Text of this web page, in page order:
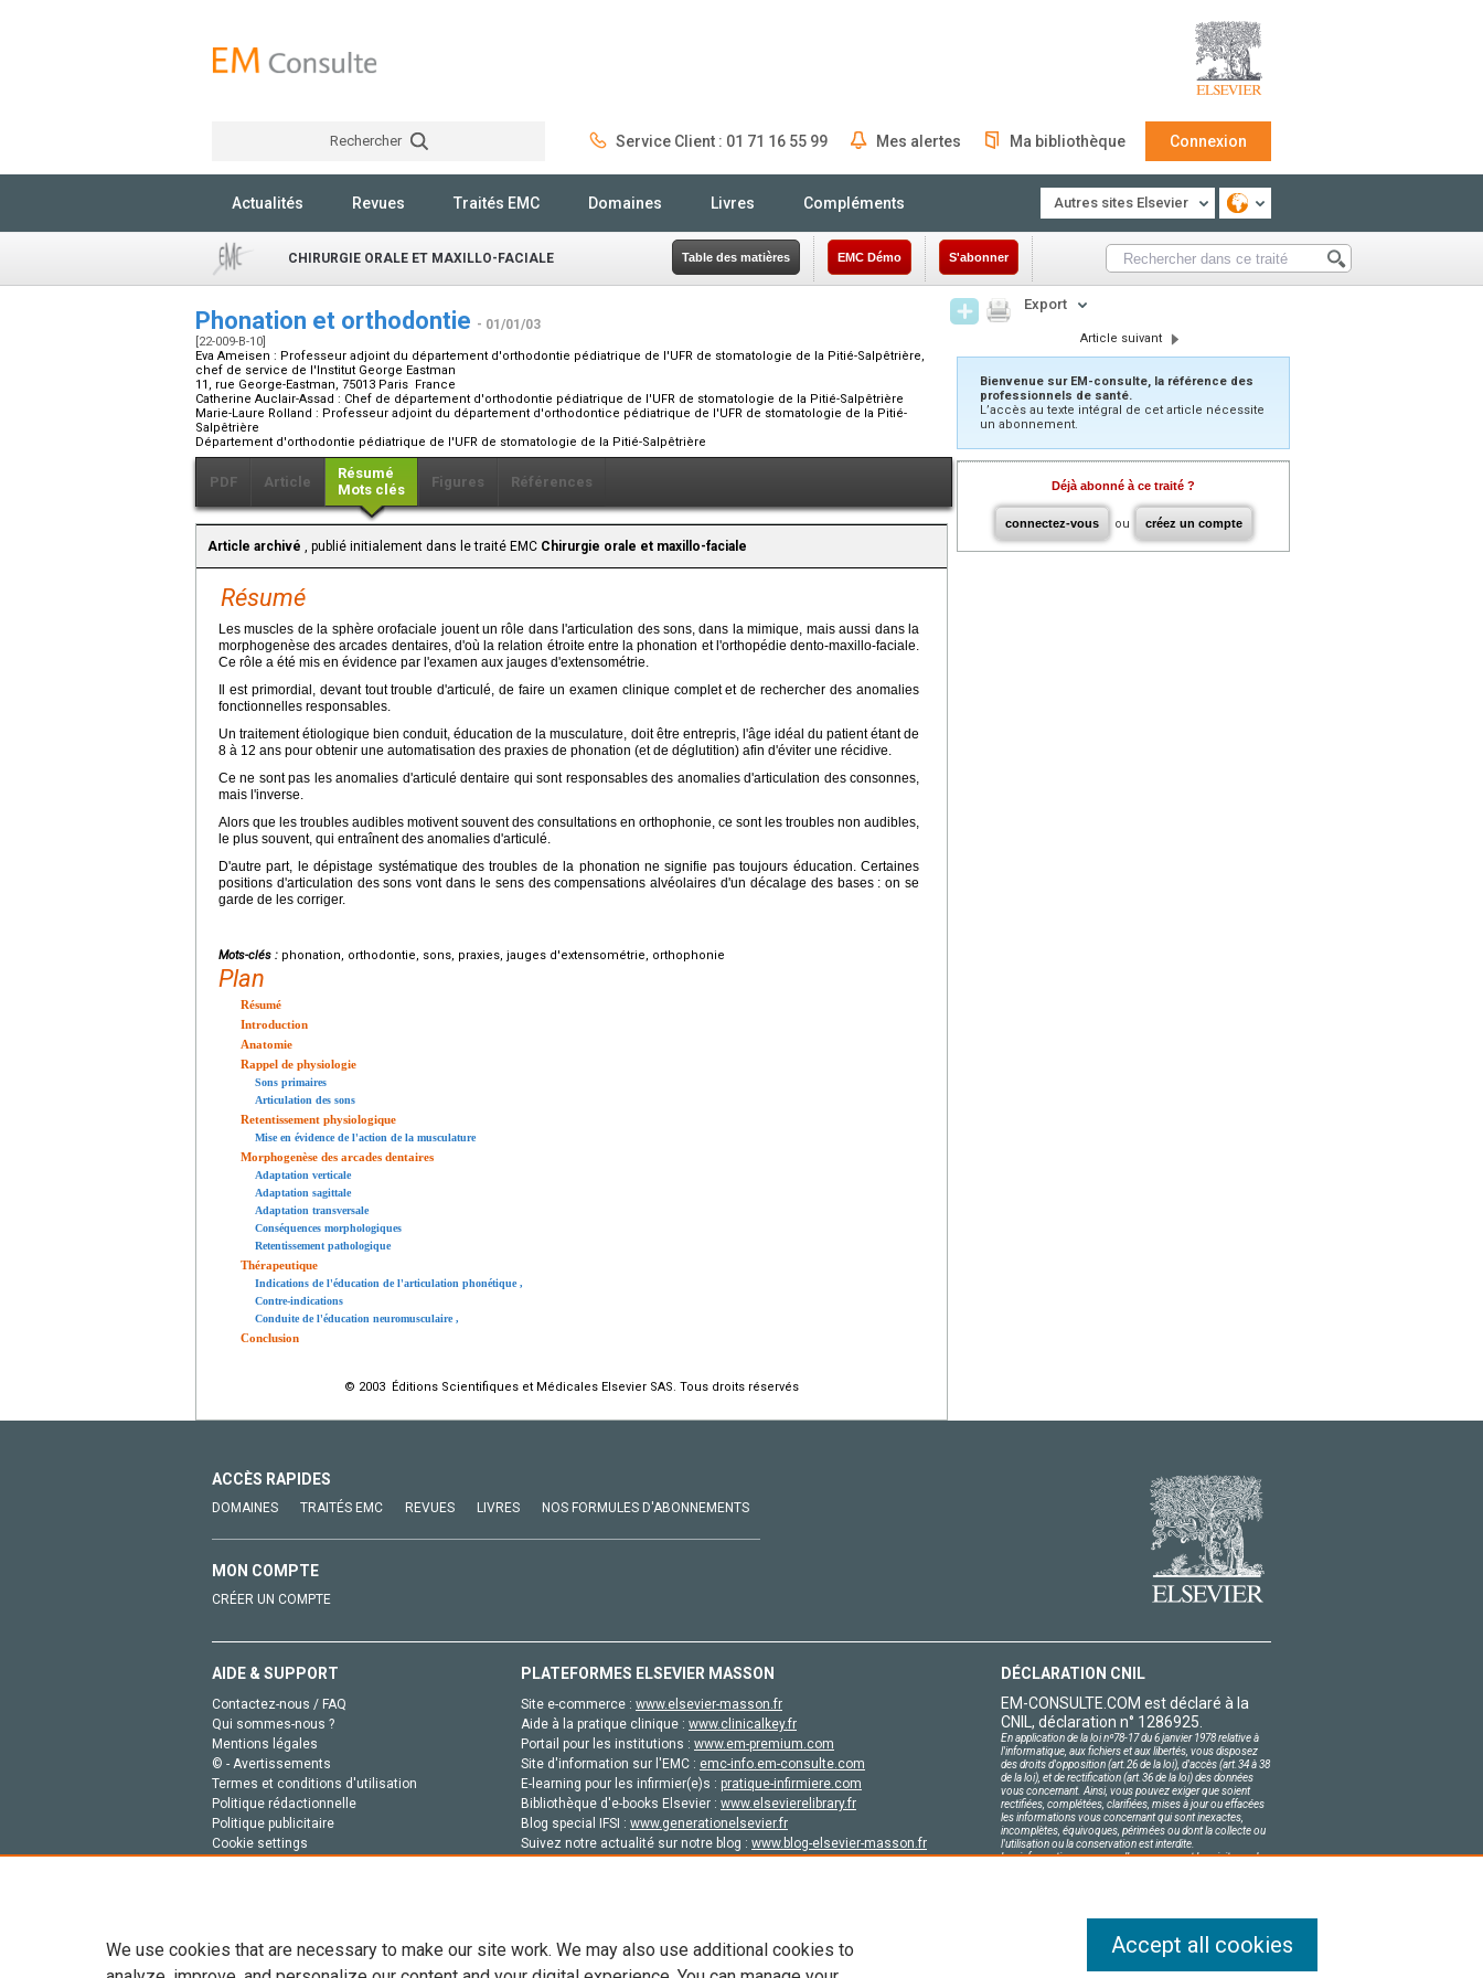
Rechercher Service Client : 01 71 16 55 99 Mes alertes Ma bibliothèque Connexion
Actualités Revues Traités EMC Domaines Livres Compléments Autres sites Elsevier
CHIRURGIE ORALE ET MAXILLO-FACIALE Table des matières EMC Démo S'abonner
Phonation et orthodontie - 01/01/03
[22-009-B-10]
Eva Ameisen : Professeur adjoint du département d'orthodontie pédiatrique de l'UFR de stomatologie de la Pitié-Salpêtrière,
chef de service de l'Institut George Eastman
11, rue George-Eastman, 75013 Paris France
Catherine Auclair-Assad : Chef de département d'orthodontie pédiatrique de l'UFR de stomatologie de la Pitié-Salpêtrière
Marie-Laure Rolland : Professeur adjoint du département d'orthodontice pédiatrique de l'UFR de stomatologie de la Pitié-
Salpêtrière
Département d'orthodontie pédiatrique de l'UFR de stomatologie de la Pitié-Salpêtrière
PDF Article
Résumé
Mots clés
Figures Références
Article archivé , publié initialement dans le traité EMC Chirurgie orale et maxillo-faciale
Résumé
Les muscles de la sphère orofaciale jouent un rôle dans l'articulation des sons, dans la mimique, mais aussi dans la
morphogenèse des arcades dentaires, d'où la relation étroite entre la phonation et l'orthopédie dento-maxillo-faciale.
Ce rôle a été mis en évidence par l'examen aux jauges d'extensométrie.
Il est primordial, devant tout trouble d'articulé, de faire un examen clinique complet et de rechercher des anomalies
fonctionnelles responsables.
Un traitement étiologique bien conduit, éducation de la musculature, doit être entrepris, l'âge idéal du patient étant de
8 à 12 ans pour obtenir une automatisation des praxies de phonation (et de déglutition) afin d'éviter une récidive.
Ce ne sont pas les anomalies d'articulé dentaire qui sont responsables des anomalies d'articulation des consonnes,
mais l'inverse.
Alors que les troubles audibles motivent souvent des consultations en orthophonie, ce sont les troubles non audibles,
le plus souvent, qui entraînent des anomalies d'articulé.
D'autre part, le dépistage systématique des troubles de la phonation ne signifie pas toujours éducation. Certaines
positions d'articulation des sons vont dans le sens des compensations alvéolaires d'un décalage des bases : on se
garde de les corriger.
Mots-clés : phonation, orthodontie, sons, praxies, jauges d'extensométrie, orthophonie
Plan
Résumé
Introduction
Anatomie
Rappel de physiologie
Sons primaires
Articulation des sons
Retentissement physiologique
Mise en évidence de l'action de la musculature
Morphogenèse des arcades dentaires
Adaptation verticale
Adaptation sagittale
Adaptation transversale
Conséquences morphologiques
Retentissement pathologique
Thérapeutique
Indications de l'éducation de l'articulation phonétique,
Contre-indications
Conduite de l'éducation neuromusculaire,
Conclusion
© 2003 Éditions Scientifiques et Médicales Elsevier SAS. Tous droits réservés
Export
Article suivant
Bienvenue sur EM-consulte, la référence des
professionnels de santé.
L’accès au texte intégral de cet article nécessite
un abonnement.
Déjà abonné à ce traité ?
connectez-vous ou créez un compte
ACCÈS RAPIDES
DOMAINES TRAITÉS EMC REVUES LIVRES NOS FORMULES D'ABONNEMENTS
MON COMPTE
CRÉER UN COMPTE
AIDE & SUPPORT
Contactez-nous / FAQ
Qui sommes-nous ?
Mentions légales
© - Avertissements
Termes et conditions d'utilisation
Politique rédactionnelle
Politique publicitaire
Cookie settings
PLATEFORMES ELSEVIER MASSON
Site e-commerce : www.elsevier-masson.fr
Aide à la pratique clinique : www.clinicalkey.fr
Portail pour les institutions : www.em-premium.com
Site d'information sur l'EMC : emc-info.em-consulte.com
E-learning pour les infirmier(e)s : pratique-infirmiere.com
Bibliothèque d'e-books Elsevier : www.elsevierelibrary.fr
Blog special IFSI : www.generationelsevier.fr
Suivez notre actualité sur notre blog : www.blog-elsevier-masson.fr
DÉCLARATION CNIL
EM-CONSULTE.COM est déclaré à la
CNIL, déclaration n° 1286925.
En application de la loi nº78-17 du 6 janvier 1978 relative à
l'informatique, aux fichiers et aux libertés, vous disposez
des droits d'opposition (art.26 de la loi), d'accès (art.34 à 38
de la loi), et de rectification (art.36 de la loi) des données
vous concernant. Ainsi, vous pouvez exiger que soient
rectifiées, complétées, clarifiées, mises à jour ou effacées
les informations vous concernant qui sont inexactes,
incomplètes, équivoques, périmées ou dont la collecte ou
l'utilisation ou la conservation est interdite.
Les informations personnelles concernant les visiteurs de
We use cookies that are necessary to make our site work. We may also use additional cookies to
Accept all cookies